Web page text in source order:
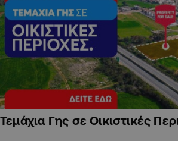
Τεμάχια Γης σε Οικιστικές